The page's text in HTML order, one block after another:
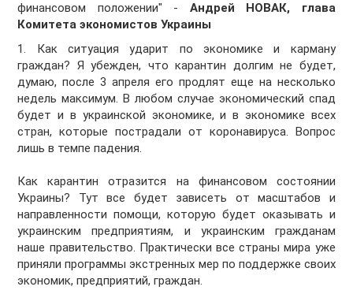
финансовом положении" - Андрей НОВАК, глава
Комитета экономистов Украины
1. Как ситуация ударит по экономике и карману
граждан? Я убежден, что карантин долгим не будет,
думаю, после 3 апреля его продлят еще на несколько
недель максимум. В любом случае экономический спад
будет и в украинской экономике, и в экономике всех
стран, которые пострадали от коронавируса. Вопрос
лишь в темпе падения.
Как карантин отразится на финансовом состоянии
Украины? Тут все будет зависеть от масштабов и
направленности помощи, которую будет оказывать и
украинским предприятиям, и украинским гражданам
наше правительство. Практически все страны мира уже
приняли программы экстренных мер по поддержке своих
экономик, предприятий, граждан.